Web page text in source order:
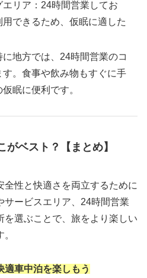
リア：24時間営業してお
できるため、仮眠に適した
地方では、24時間営業のコ
。食事や飲み物もすぐに手
眠に便利です。
ベスト？【まとめ】
性と快適さを両立するために
サービスエリア、24時間営業
を選ぶことで、旅をより楽しい
適車中泊を楽しもう